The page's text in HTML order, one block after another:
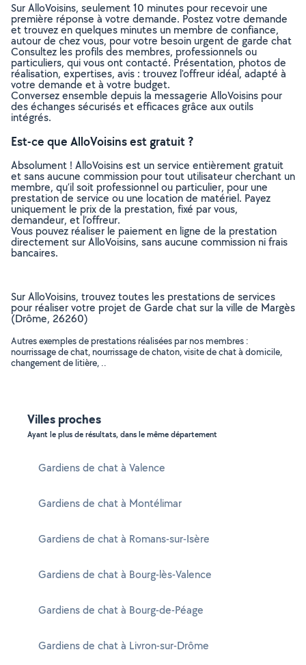
Sur AlloVoisins, seulement 10 minutes pour recevoir une
première réponse à votre demande. Postez votre demande
et trouvez en quelques minutes un membre de confiance,
autour de chez vous, pour votre besoin urgent de garde chat
Consultez les profils des membres, professionnels ou
particuliers, qui vous ont contacté. Présentation, photos de
réalisation, expertises, avis : trouvez l'offreur idéal, adapté à
votre demande et à votre budget.
Conversez ensemble depuis la messagerie AlloVoisins pour
des échanges sécurisés et efficaces grâce aux outils
intégrés.
Est-ce que AlloVoisins est gratuit ?
Absolument ! AlloVoisins est un service entièrement gratuit
et sans aucune commission pour tout utilisateur cherchant un
membre, qu’il soit professionnel ou particulier, pour une
prestation de service ou une location de matériel. Payez
uniquement le prix de la prestation, fixé par vous,
demandeur, et l’offreur.
Vous pouvez réaliser le paiement en ligne de la prestation
directement sur AlloVoisins, sans aucune commission ni frais
bancaires.
Sur AlloVoisins, trouvez toutes les prestations de services
pour réaliser votre projet de Garde chat sur la ville de Margès
(Drôme, 26260)
Autres exemples de prestations réalisées par nos membres :
nourrissage de chat, nourrissage de chaton, visite de chat à domicile,
changement de litière, ..
Villes proches
Ayant le plus de résultats, dans le même département
Gardiens de chat à Valence
Gardiens de chat à Montélimar
Gardiens de chat à Romans-sur-Isère
Gardiens de chat à Bourg-lès-Valence
Gardiens de chat à Bourg-de-Péage
Gardiens de chat à Livron-sur-Drôme